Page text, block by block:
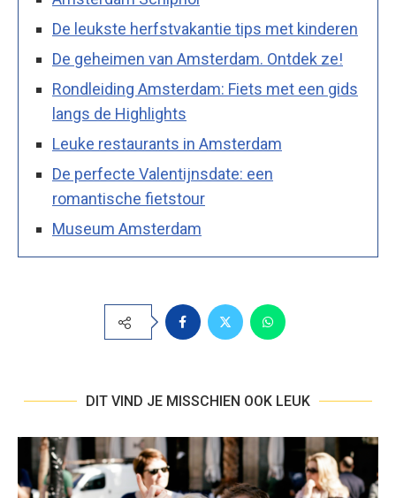
De leukste herfstvakantie tips met kinderen
De geheimen van Amsterdam. Ontdek ze!
Rondleiding Amsterdam: Fiets met een gids
langs de Highlights
Leuke restaurants in Amsterdam
De perfecte Valentijnsdate: een
romantische fietstour
Museum Amsterdam
DIT VIND JE MISSCHIEN OOK LEUK